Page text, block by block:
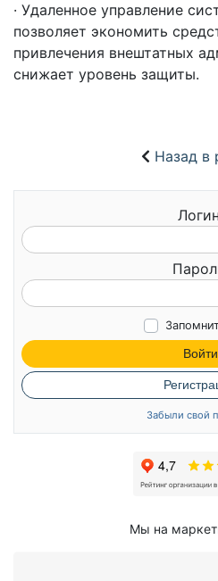
· Удаленное управление
позволяет экономить
привлечения внештатных
снижает уровень защиты.
Назад в
Войти
Забыли свой
Мы на